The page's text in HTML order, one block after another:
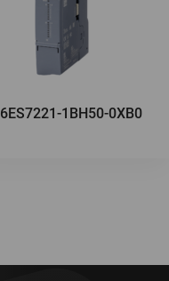
6ES7221-1BH50-0XB0